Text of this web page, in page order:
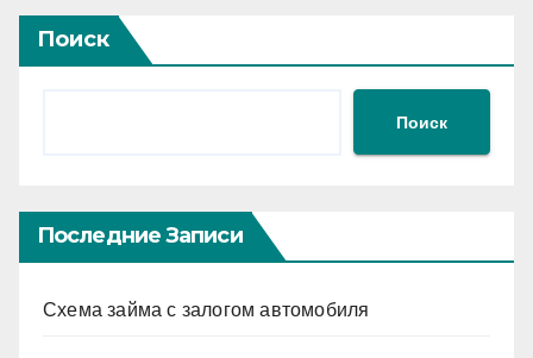
Поиск
Поиск
Последние Записи
Схема займа с залогом автомобиля